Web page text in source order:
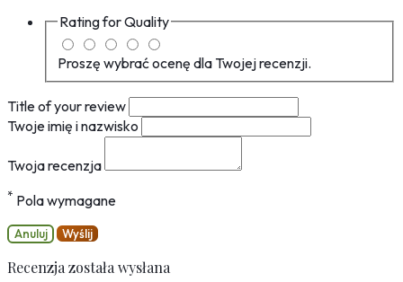
Rating forQuality
Proszę wybrać ocenę dla Twojej recenzji.
Title of your review
Twoje imię i nazwisko
Twoja recenzja
* Pola wymagane
Anuluj Wyślij
Recenzja została wysłana